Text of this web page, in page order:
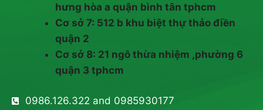
hưng hòa a quận bình tân tphcm
Cơ sở 7: 512 b khu biệt thự thảo điền
quận 2
Cơ sở 8: 21 ngô thừa nhiệm ,phường 6
quận 3 tphcm
0986.126.322 and 0985930177